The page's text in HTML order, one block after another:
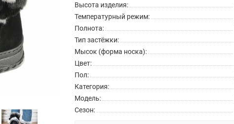
Высота изделия:
Температурный режим:
Полнота:
Тип застёжки:
Мысок (форма носка):
Цвет:
Пол:
Категория:
Модель:
Сезон: